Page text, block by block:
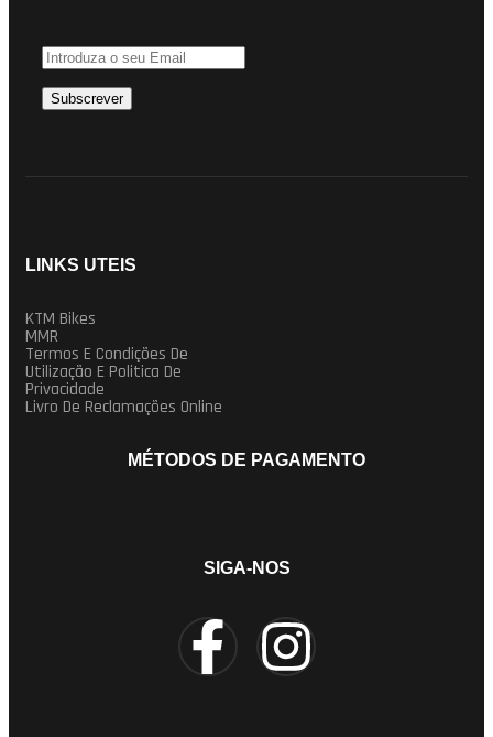
LINKS UTEIS
KTM Bikes
MMR
Termos E Condições De
Utilização E Politica De
Privacidade
Livro De Reclamações Online
MÉTODOS DE PAGAMENTO
SIGA-NOS